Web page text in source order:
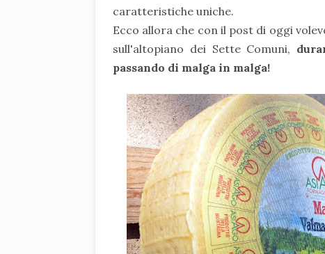
caratteristiche uniche.
Ecco allora che con il post di oggi
sull'altopiano dei Sette Comuni,
passando di malga in malga!